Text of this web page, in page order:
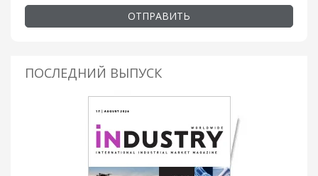
ОТПРАВИТЬ
ПОСЛЕДНИЙ ВЫПУСК